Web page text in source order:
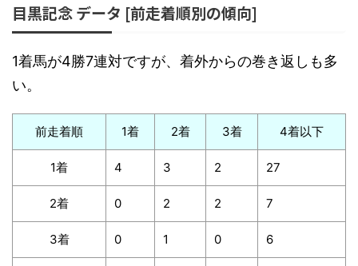
目黒記念 データ [前走着順別の傾向]
1着馬が4勝7連対ですが、着外からの巻き返しも多
い。
前走着順 1着 2着 3着 4着以下
1着 4 3 2 27
2着 0 2 2 7
3着 0 1 0 6